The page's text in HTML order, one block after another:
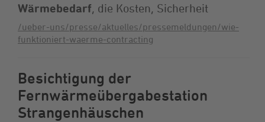
Wärmebedarf, die Kosten, Sicherheit
/ueber-uns/presse/aktuelles/pressemeldungen/wie-
funktioniert-waerme-contracting
Besichtigung der
Fernwärmeübergabestation
Strangenhäuschen